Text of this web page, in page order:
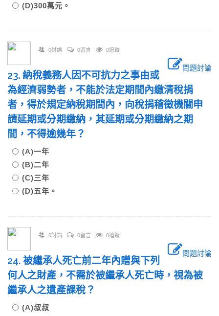
(D)300萬元。
0討論 0留言 0追蹤
問題討論
23. 納稅義務人因不可抗力之事由或
為經濟弱勢者，不能於法定期間內繳清稅捐
者，得於規定納稅期間內，向稅捐稽徵機關申
請延期或分期繳納，其延期或分期繳納之期
間，不得逾幾年？
(A)一年
(B)二年
(C)三年
(D)五年。
0討論 0留言 0追蹤
問題討論
24. 被繼承人死亡前二年內贈與下列
何人之財產，不需於被繼承人死亡時，視為被
繼承人之遺產課稅？
(A)叔叔